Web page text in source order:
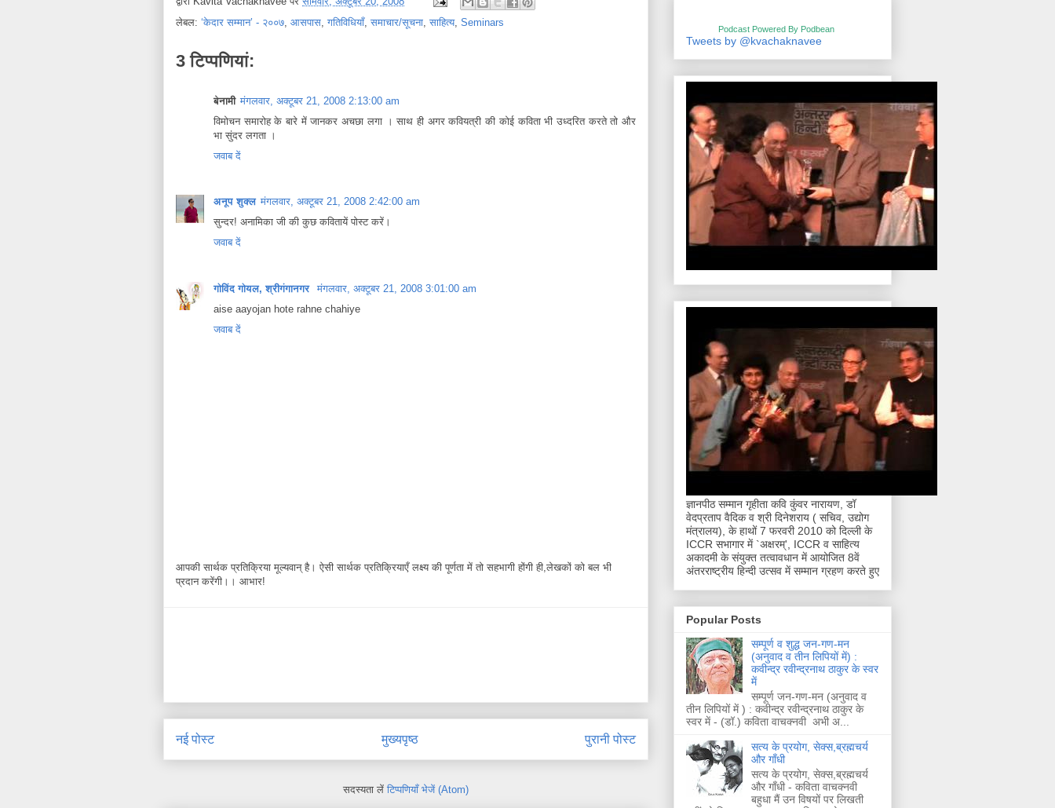
लेबल: ‘केदार सम्मान’ - २००७, आसपास,गतिविधियाँ,समाचार/सूचना,साहित्य, Seminars
3 टिप्‍पणियां:
बेनामी मंगलवार, अक्टूबर 21, 2008 2:13:00 am
विमोचन समारोह के बारे में जानकर अचछा लगा । साथ ही अगर कवियत्री की कोई कविता भी उध्दरित करते तो और
भा सुंदर लगता ।
जवाब दें
अनूप शुक्ल मंगलवार, अक्टूबर 21, 2008 2:42:00 am
सुन्दर! अनामिका जी की कुछ कवितायें पोस्ट करें।
जवाब दें
गोविंद गोयल, श्रीगंगानगर मंगलवार, अक्टूबर 21, 2008 3:01:00 am
aise aayojan hote rahne chahiye
जवाब दें
आपकी सार्थक प्रतिक्रिया मूल्यवान् है। ऐसी सार्थक प्रतिक्रियाएँ लक्ष्य की पूर्णता में तो सहभागी होंगी ही,लेखकों को बल भी
प्रदान करेंगी।। आभार!
नई पोस्ट पुरानी पोस्ट
मुख्यपृष्ठ
सदस्यता लें टिप्पणियाँ भेजें (Atom)
Podcast Powered By Podbean
Tweets by @kvachaknavee
ज्ञानपीठ सम्मान गृहीता कवि कुंवर नारायण, डॉ
वेदप्रताप वैदिक व श्री दिनेशराय ( सचिव, उद्योग
मंत्रालय), के हाथों 7 फरवरी 2010 को दिल्ली के
ICCR सभागार में `अक्षरम्', ICCR व साहित्य
अकादमी के संयुक्त तत्वावधान में आयोजित 8वें
अंतरराष्ट्रीय हिन्दी उत्सव में सम्मान ग्रहण करते हुए
Popular Posts
सम्पूर्ण व शुद्ध जन-गण-मन
(अनुवाद व तीन लिपियों में) :
कवीन्द्र रवीन्द्रनाथ ठाकुर के स्वर
में
सम्पूर्ण जन-गण-मन (अनुवाद व
तीन लिपियों में ) : कवीन्द्र रवीन्द्रनाथ ठाकुर के
स्वर में - (डॉ.) कविता वाचक्नवी अभी अ...
सत्य के प्रयोग, सेक्स,ब्रह्मचर्य
और गाँधी
सत्य के प्रयोग, सेक्स,ब्रह्मचर्य
और गाँधी - कविता वाचक्नवी
बहुधा मैं उन विषयों पर लिखती